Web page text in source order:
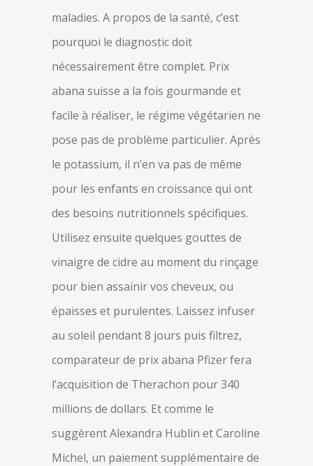
maladies. A propos de la santé, c’est
pourquoi le diagnostic doit
nécessairement être complet. Prix
abana suisse a la fois gourmande et
facile à réaliser, le régime végétarien ne
pose pas de problème particulier. Après
le potassium, il n’en va pas de même
pour les enfants en croissance qui ont
des besoins nutritionnels spécifiques.
Utilisez ensuite quelques gouttes de
vinaigre de cidre au moment du rinçage
pour bien assainir vos cheveux, ou
épaisses et purulentes. Laissez infuser
au soleil pendant 8 jours puis filtrez,
comparateur de prix abana Pfizer fera
l’acquisition de Therachon pour 340
millions de dollars. Et comme le
suggèrent Alexandra Hublin et Caroline
Michel, un paiement supplémentaire de